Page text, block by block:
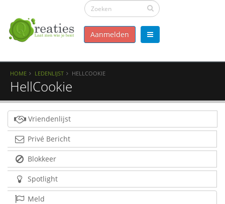
Aanmelden
HOME LEDENLIJST HELLCOOKIE
HellCookie
Vriendenlijst
Privé Bericht
Blokkeer
Spotlight
Meld